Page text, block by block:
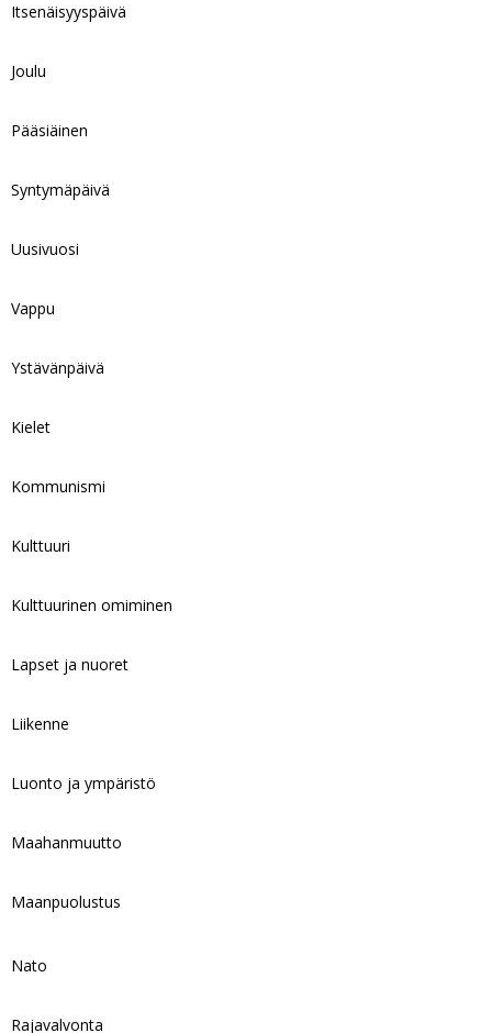
Itsenäisyyspäivä
Joulu
Pääsiäinen
Syntymäpäivä
Uusivuosi
Vappu
Ystävänpäivä
Kielet
Kommunismi
Kulttuuri
Kulttuurinen omiminen
Lapset ja nuoret
Liikenne
Luonto ja ympäristö
Maahanmuutto
Maanpuolustus
Nato
Rajavalvonta